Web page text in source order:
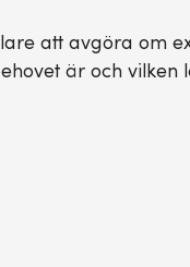
att avgöra om
är och vilken